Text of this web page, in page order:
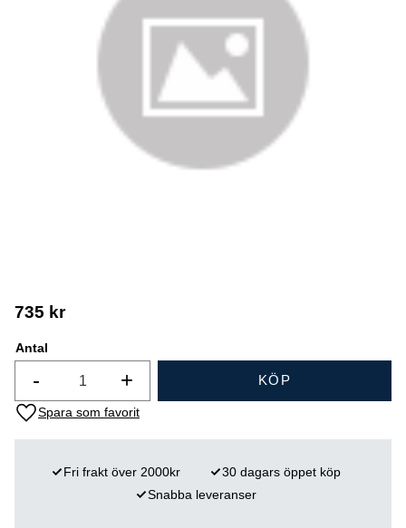
735 kr
Antal
+
- KÖP
Lägg till i favoriter
Fri frakt över 2000kr
30 dagars öppet köp
Snabba leveranser